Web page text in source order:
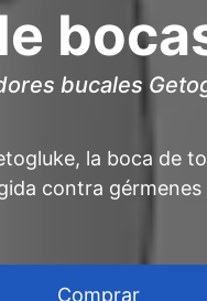
bucales
la boca de
contra gérmenes
Comprar